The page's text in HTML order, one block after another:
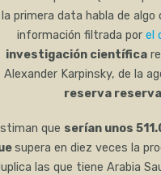
la primera data habla de
información filtrada por el
investigación científica
Alexander Karpinsky, de la
reserva
que serían unos
supera en diez veces la
las que tiene Arabia